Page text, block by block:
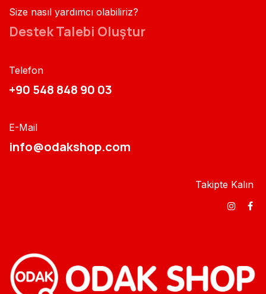
Size nasıl yardımcı olabiliriz?
Destek Talebi Oluştur
Telefon
+90 548 848 90 03​​
E-Mail
info@odakshop.com​
Takipte Kalın